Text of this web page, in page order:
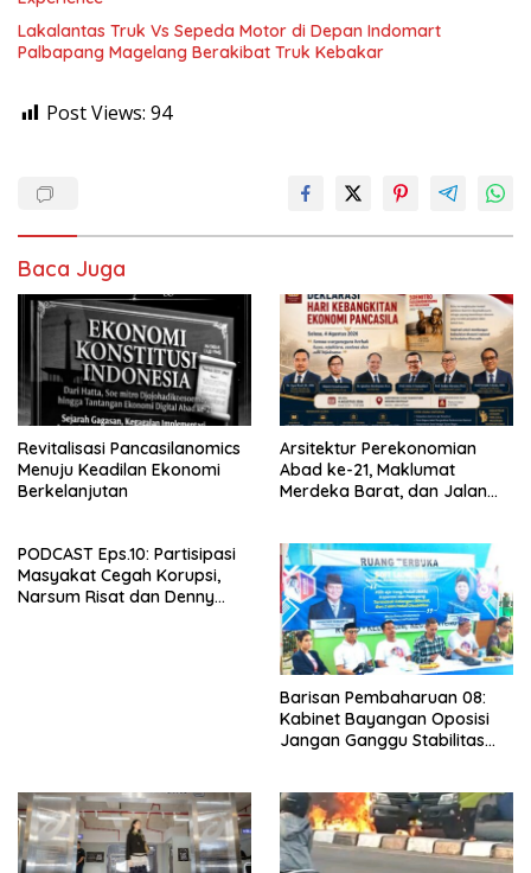
Lakalantas Truk Vs Sepeda Motor di Depan Indomart
Palbapang Magelang Berakibat Truk Kebakar
Post Views: 94
Baca Juga
Revitalisasi Pancasilanomics
Menuju Keadilan Ekonomi
Berkelanjutan
Arsitektur Perekonomian
Abad ke-21, Maklumat
Merdeka Barat, dan Jalan
PODCAST Eps.10: Partisipasi
Masyakat Cegah Korupsi,
Narsum Risat dan Denny
Barisan Pembaharuan 08:
Kabinet Bayangan Oposisi
Jangan Ganggu Stabilitas